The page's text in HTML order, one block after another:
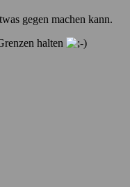
gegen machen kann.
halten